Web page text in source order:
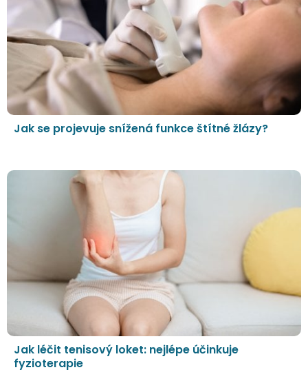
Jak se projevuje snížená funkce štítné žlázy?
Jak léčit tenisový loket: nejlépe účinkuje
fyzioterapie